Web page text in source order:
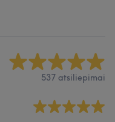
537 atsiliepimai